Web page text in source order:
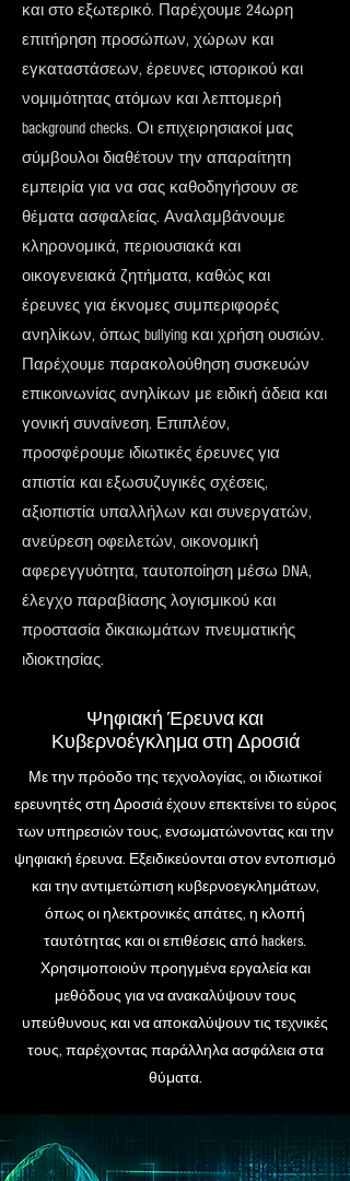
και στο εξωτερικό. Παρέχουμε 24ωρη
επιτήρηση προσώπων, χώρων και
εγκαταστάσεων, έρευνες ιστορικού και
νομιμότητας ατόμων και λεπτομερή
background checks. Οι επιχειρησιακοί μας
σύμβουλοι διαθέτουν την απαραίτητη
εμπειρία για να σας καθοδηγήσουν σε
θέματα ασφαλείας. Αναλαμβάνουμε
κληρονομικά, περιουσιακά και
οικογενειακά ζητήματα, καθώς και
έρευνες για έκνομες συμπεριφορές
ανηλίκων, όπως bullying και χρήση ουσιών.
Παρέχουμε παρακολούθηση συσκευών
επικοινωνίας ανηλίκων με ειδική άδεια και
γονική συναίνεση. Επιπλέον,
προσφέρουμε ιδιωτικές έρευνες για
απιστία και εξωσυζυγικές σχέσεις,
αξιοπιστία υπαλλήλων και συνεργατών,
ανεύρεση οφειλετών, οικονομική
αφερεγγυότητα, ταυτοποίηση μέσω DNA,
έλεγχο παραβίασης λογισμικού και
προστασία δικαιωμάτων πνευματικής
ιδιοκτησίας.
Ψηφιακή Έρευνα και
Κυβερνοέγκλημα στη Δροσιά
Με την πρόοδο της τεχνολογίας, οι ιδιωτικοί
ερευνητές στη Δροσιά έχουν επεκτείνει το εύρος
των υπηρεσιών τους, ενσωματώνοντας και την
ψηφιακή έρευνα. Εξειδικεύονται στον εντοπισμό
και την αντιμετώπιση κυβερνοεγκλημάτων,
όπως οι ηλεκτρονικές απάτες, η κλοπή
ταυτότητας και οι επιθέσεις από hackers.
Χρησιμοποιούν προηγμένα εργαλεία και
μεθόδους για να ανακαλύψουν τους
υπεύθυνους και να αποκαλύψουν τις τεχνικές
τους, παρέχοντας παράλληλα ασφάλεια στα
θύματα.